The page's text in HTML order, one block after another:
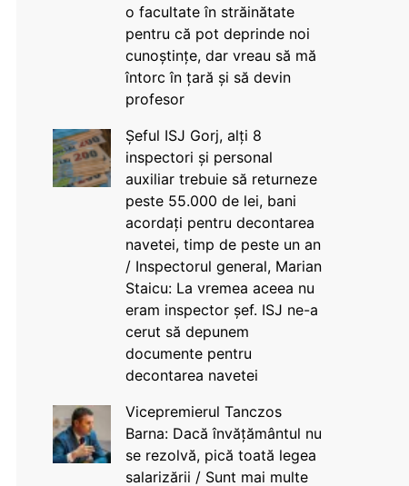
o facultate în străinătate
pentru că pot deprinde noi
cunoștințe, dar vreau să mă
întorc în țară și să devin
profesor
Șeful ISJ Gorj, alți 8
inspectori și personal
auxiliar trebuie să returneze
peste 55.000 de lei, bani
acordați pentru decontarea
navetei, timp de peste un an
/ Inspectorul general, Marian
Staicu: La vremea aceea nu
eram inspector șef. ISJ ne-a
cerut să depunem
documente pentru
decontarea navetei
Vicepremierul Tanczos
Barna: Dacă învățământul nu
se rezolvă, pică toată legea
salarizării / Sunt mai multe